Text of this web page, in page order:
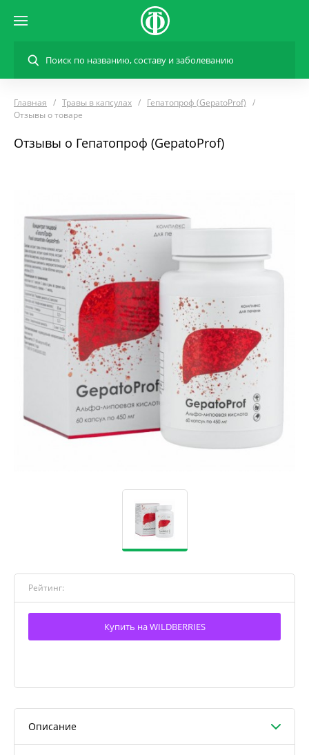
Главная Травы в капсулах
Гепатопроф (GepatoProf)
Отзывы о товаре
Отзывы о Гепатопроф (GepatoProf)
Рейтинг:
Купить на WILDBERRIES
Описание